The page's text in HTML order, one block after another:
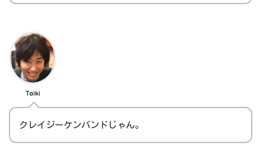
Taiki
クレイジーケンバンドじゃん。